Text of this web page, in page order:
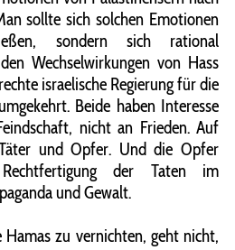
sollte sich solchen Emotionen
sondern sich rational
Wechselwirkungen von Hass
israelische Regierung für die
Beide haben Interesse
nicht an Frieden. Auf
und Opfer. Und die Opfer
der Taten im
und Gewalt.
Hamas zu vernichten, geht nicht,